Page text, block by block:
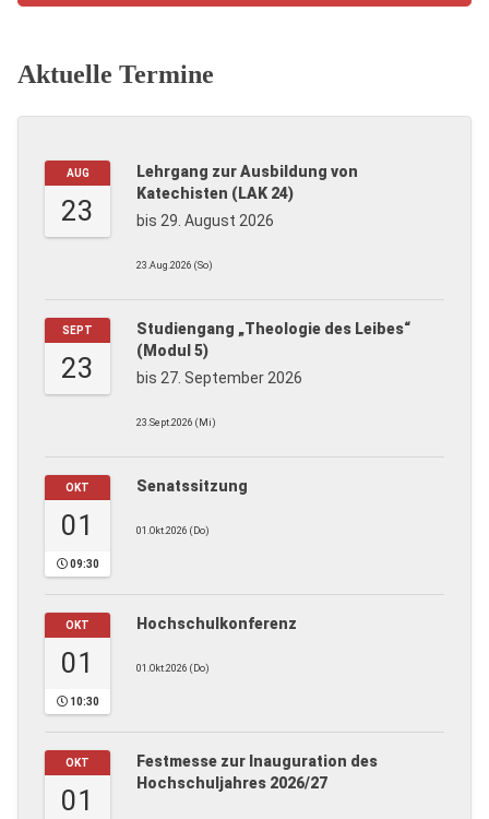
Aktuelle Termine
AUG
23
Lehrgang zur Ausbildung von
Katechisten (LAK 24)
bis 29. August 2026
23.Aug.2026 (So)
SEPT
23
Studiengang „Theologie des Leibes“
(Modul 5)
bis 27. September 2026
23.Sept.2026 (Mi)
OKT
01
09:30
Senatssitzung
01.Okt.2026 (Do)
OKT
01
10:30
Hochschulkonferenz
01.Okt.2026 (Do)
OKT
01
Festmesse zur Inauguration des
Hochschuljahres 2026/27